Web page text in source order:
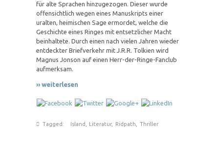
für alte Sprachen hinzugezogen. Dieser wurde
offensichtlich wegen eines Manuskripts einer
uralten, heimischen Sage ermordet, welche die
Geschichte eines Ringes mit entsetzlicher Macht
beinhaltete. Durch einen nach vielen Jahren wieder
entdeckter Briefverkehr mit J.R.R. Tolkien wird
Magnus Jonson auf einen Herr-der-Ringe-Fanclub
aufmerksam.
›› weiterlesen
Tagged: Island , Literatur, Ridpath, Thriller